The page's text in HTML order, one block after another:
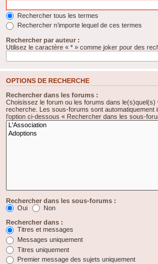
Rechercher tous les termes
Rechercher n’importe lequel de ces termes
Rechercher par auteur :
Utilisez le caractère « * » comme joker pour des
OPTIONS DE RECHERCHE
Rechercher dans les forums :
Choisissez le forum ou les forums dans
recherche. Les sous-forums sont automatiquement
l’option ci-dessous « Rechercher dans les sous-
Rechercher dans les sous-forums :
Oui
Non
Rechercher dans :
Titres et messages
Messages uniquement
Titres uniquement
Premier message des sujets uniquement